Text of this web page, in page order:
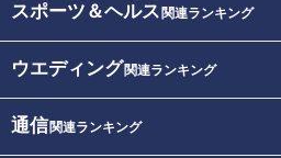
スポーツ＆ヘルス 関連ランキング
ウエディング関連ランキング
通信関連ランキング